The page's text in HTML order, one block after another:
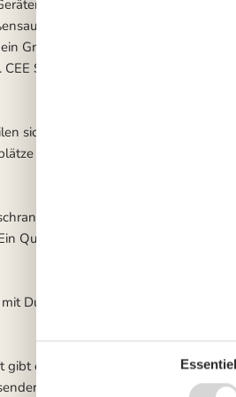
Die Entfernung zu einem
Außendusche. Es beteht die
Grill zur Verfügung. Es steht ein
Stecker. Parkplatz auf dem
sich auf 4 Schlafräume. 2
in einem Etagenbett.2
ausgestattet. Außerdem gibt
Quooker steht ebenfalls zur
Duschnische und 1 Toilette..
es einen Fernseher. Google
1-3 norwegische